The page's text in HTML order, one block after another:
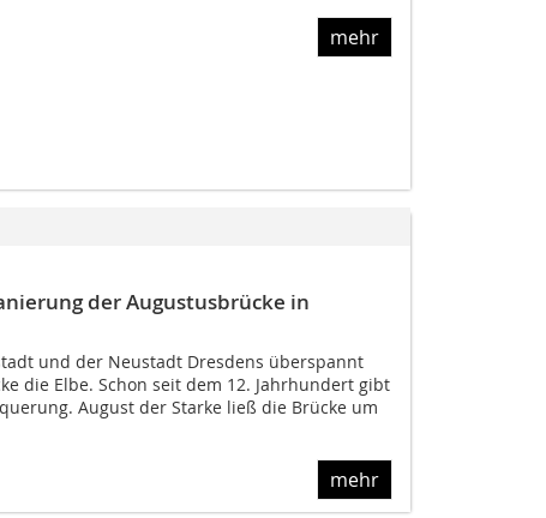
mehr
der Augustusbrücke in
und der Neustadt Dresdens überspannt
die Elbe. Schon seit dem 12. Jahrhundert gibt
August der Starke ließ die Brücke um
mehr